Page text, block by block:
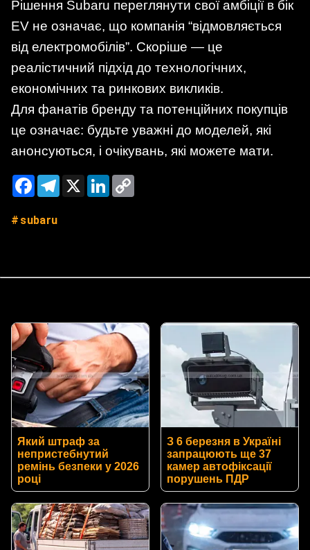
Рішення Subaru переглянути свої амбіції в бік
EV не означає, що компанія “відмовляється
від електромобілів”. Скоріше — це
реалістичний підхід до технологічних,
економічних та ринкових викликів.
Для фанатів бренду та потенційних покупців
це означає: будьте уважні до моделей, які
анонсуються, і очікувань, які можете мати.
FacebookTelegram
X LinkedIn
subaru
Який штраф за
непристебнутий
ремінь безпеки у 2026
році
З 6 березня в Україні
запрацюють ще 37
камер автофіксації
порушень ПДР